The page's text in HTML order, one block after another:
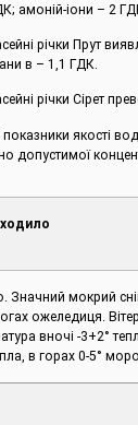
амоній-іони – 2
річки Прут
в – 1,1 ГДК.
річки Сірет
показники якості
допустимої
Значний мокрий
ожеледиця.
вночі -3+2°
в горах 0-5°